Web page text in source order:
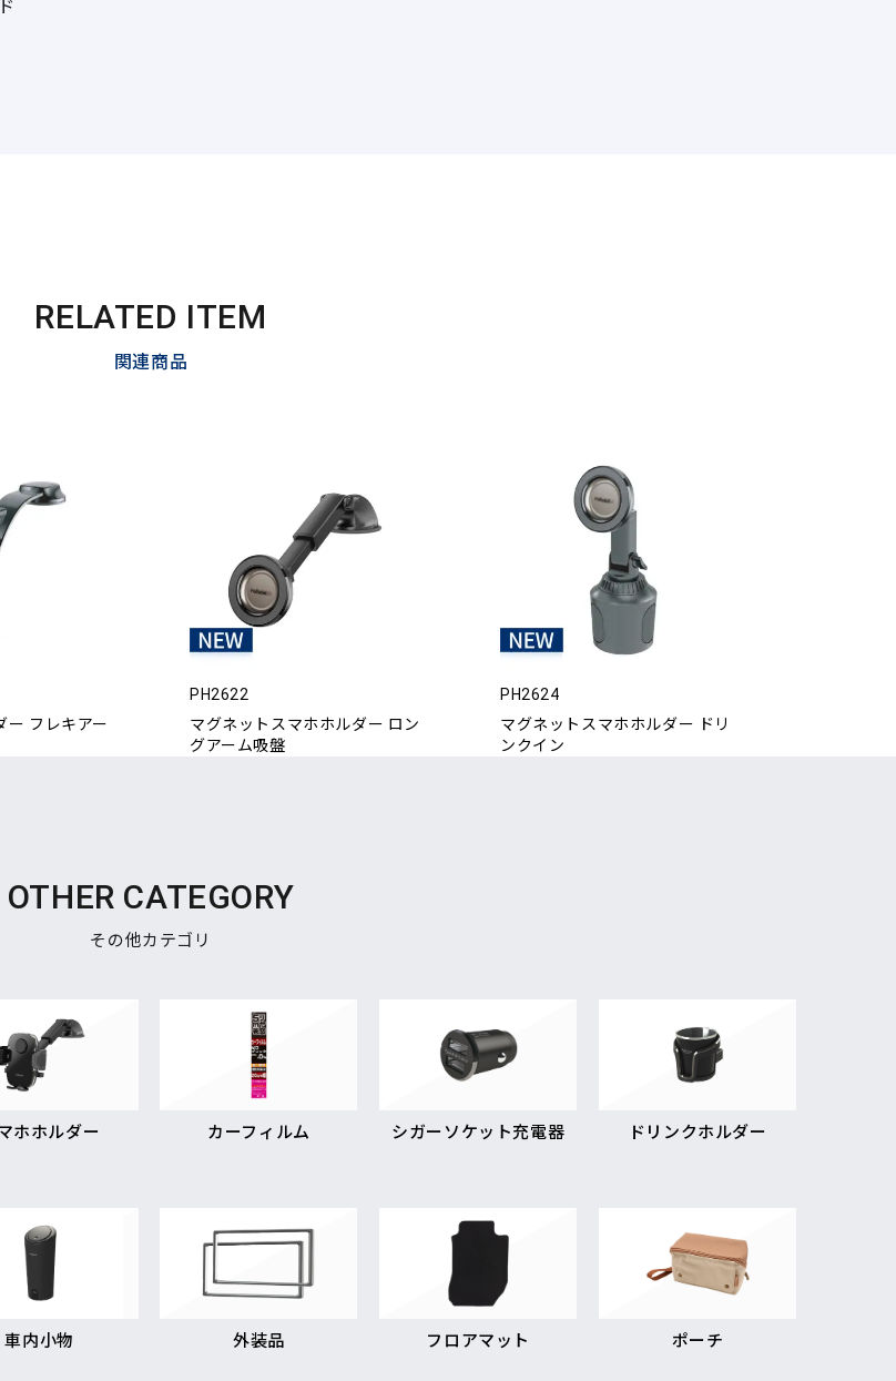
RELATED ITEM
関連商品
ー フレキアー
PH2622
マグネットスマホホルダー ロン
グアーム吸盤
PH2624
マグネットスマホホルダー ドリ
ンクイン
OTHER CATEGORY
その他カテゴリ
ホホルダー カーフィルム シガーソケット充電器 ドリンクホルダー
車内小物 外装品 フロアマット ポーチ